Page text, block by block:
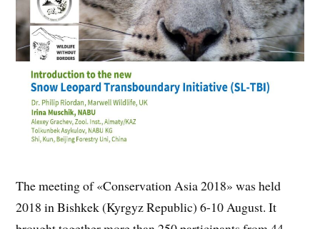
The meeting of «Conservation Asia 2018» was held
2018 in Bishkek (Kyrgyz Republic) 6-10 August. It